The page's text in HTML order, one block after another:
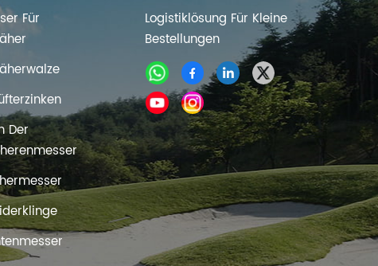
Für
Der
Logistiklösung Für Kleine
Bestellungen